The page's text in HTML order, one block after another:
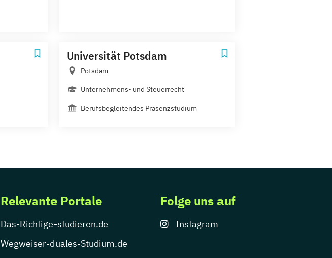
Universität Potsdam
Potsdam
Unternehmens- und Steuerrecht
Berufsbegleitendes Präsenzstudium
Relevante Portale
Das-Richtige-studieren.de
Wegweiser-duales-Studium.de
Folge uns auf
Instagram